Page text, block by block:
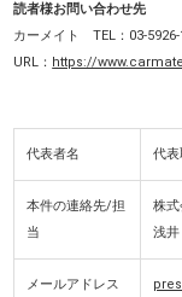
読者様お問い合わせ先
カーメイト TEL：03-
URL： https://
代表者名 代
本件の連絡先/担
当
株
浅井
メールアドレス